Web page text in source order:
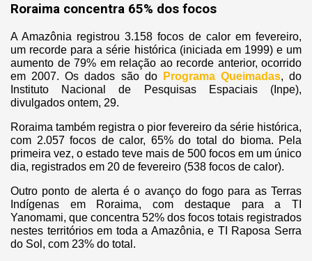
Roraima concentra 65% dos focos
A Amazônia registrou 3.158 focos de calor em fevereiro,
um recorde para a série histórica (iniciada em 1999) e um
aumento de 79% em relação ao recorde anterior, ocorrido
em 2007. Os dados são do
Programa Queimadas, do
Instituto Nacional de Pesquisas Espaciais (Inpe),
divulgados ontem, 29.
Roraima também registra o pior fevereiro da série histórica,
com 2.057 focos de calor, 65% do total do bioma. Pela
primeira vez, o estado teve mais de 500 focos em um único
dia, registrados em 20 de fevereiro (538 focos de calor).
Outro ponto de alerta é o avanço do fogo para as Terras
Indígenas em Roraima, com destaque para a TI
Yanomami, que concentra 52% dos focos totais registrados
nestes territórios em toda a Amazônia, e TI Raposa Serra
do Sol, com 23% do total.